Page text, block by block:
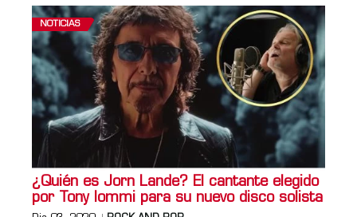
NOTICIAS
¿Quién es Jorn Lande? El cantante elegido
por Tony Iommi para su nuevo disco solista